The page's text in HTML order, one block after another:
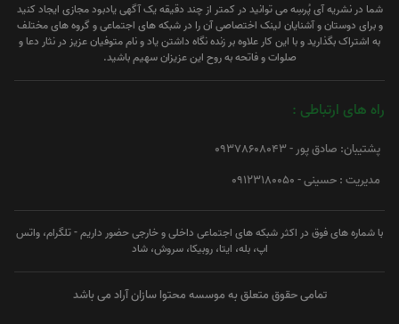
شما در نشریه آی پُرسِه می توانید در کمتر از چند دقیقه یک آگهی یادبود مجازی ایجاد کنید
و برای دوستان و آشنایان لینک اختصاصی آن را در شبکه های اجتماعی و گروه های مختلف
به اشتراک بگذارید و با این کار علاوه بر زنده نگاه داشتن یاد و نام متوفیان عزیز در نثار دعا و
صلوات و فاتحه به روح این عزیزان سهیم باشید.
راه های ارتباطی :
پشتیبان: صادق پور - 09378608043
مدیریت : حسینی - 09123180050
با شماره های فوق در اکثر شبکه های اجتماعی داخلی و خارجی حضور داریم - تلگرام، واتس
اپ، بله، ایتا، روبیکا، سروش، شاد
تمامی حقوق متعلق به موسسه محتوا سازان آراد می باشد